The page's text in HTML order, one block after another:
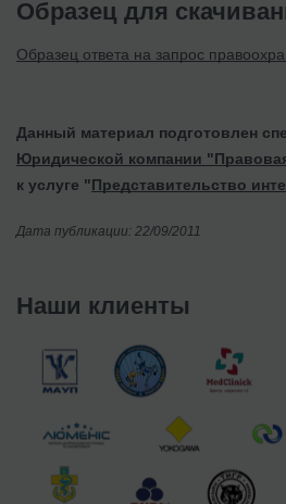
Образец для
Образец ответа на запрос
Данный материал подготовлен
Юридической компании
к услуге "Представительство
Дата публикации: 22/09/2011
Наши клиенты